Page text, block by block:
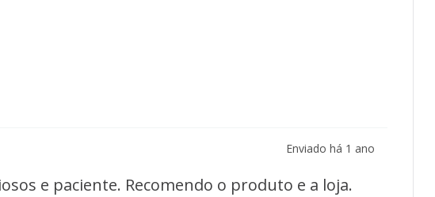
Enviado há 1 ano
e paciente. Recomendo o produto e a loja.